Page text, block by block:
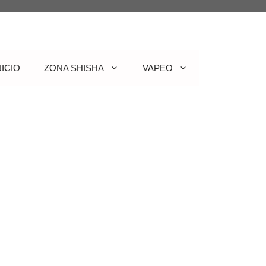
ZONA SHISHA VAPEO